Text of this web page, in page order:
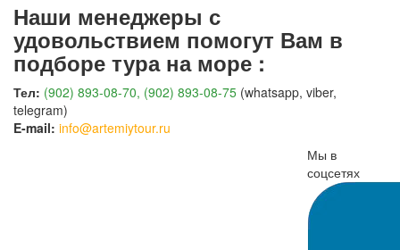
Наши менеджеры с
удовольствием помогут Вам в
подборе тура на море :
Тел: (902) 893-08-70, (902) 893-08-75 (whatsapp, viber,
telegram)
E-mail: info@artemiytour.ru
Мы в
соцсетях